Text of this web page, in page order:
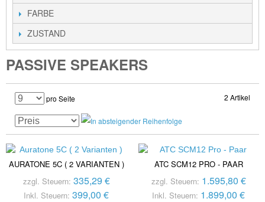
FARBE
ZUSTAND
PASSIVE SPEAKERS
2 Artikel
pro Seite
AURATONE 5C ( 2 VARIANTEN )
zzgl. Steuern: 335,29 €
Inkl. Steuern: 399,00 €
ATC SCM12 PRO - PAAR
zzgl. Steuern: 1.595,80 €
Inkl. Steuern: 1.899,00 €